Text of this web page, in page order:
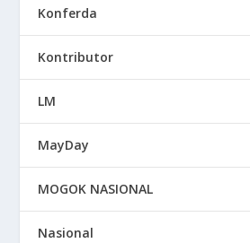
Konferda
Kontributor
LM
MayDay
MOGOK NASIONAL
Nasional